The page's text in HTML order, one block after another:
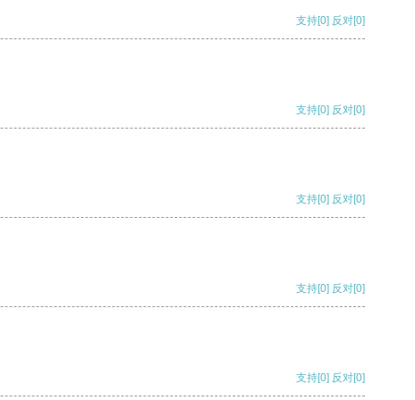
支持[0] 反对[0]
支持[0] 反对[0]
支持[0] 反对[0]
支持[0] 反对[0]
支持[0] 反对[0]